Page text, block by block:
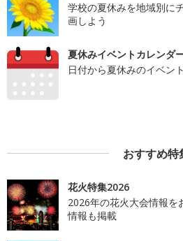
学校の夏休みを地域別に
画しよう
夏休みイベントカレンダ
日付から夏休みのイベン
おすすめ特
花火特集2026
2026年の花火大会情報を
情報も掲載